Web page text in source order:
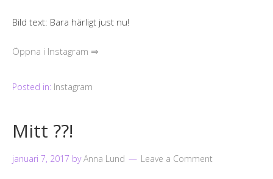
Bild text: Bara härligt just nu!
Öppna i Instagram ⇒
Posted in: Instagram
Mitt ??!
januari 7, 2017 byAnna Lund Leave a Comment